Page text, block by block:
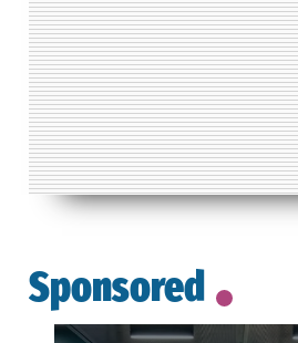
Sponsored